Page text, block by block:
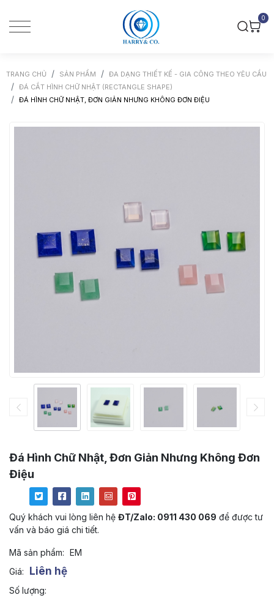
0
TRANG CHỦ SẢN PHẨM
ĐA DẠNG THIẾT KẾ - GIA CÔNG THEO YÊU CẦU
ĐÁ CẮT HÌNH CHỮ NHẬT (RECTANGLE SHAPE)
ĐÁ HÌNH CHỮ NHẬT, ĐƠN GIẢN NHƯNG KHÔNG ĐƠN ĐIỆU
Đá Hình Chữ Nhật, Đơn Giản Nhưng Không Đơn
Điệu
Quý khách vui lòng liên hệ ĐT/Zalo: 0911 430 069 để được tư
vấn và báo giá chi tiết.
Mã sản phẩm: EM
Giá:
Liên hệ
Số lượng: